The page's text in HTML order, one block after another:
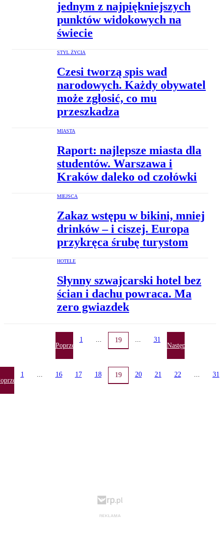
jednym z najpiękniejszych
punktów widokowych na
świecie
STYL ŻYCIA
Czesi tworzą spis wad
narodowych. Każdy obywatel
może zgłosić, co mu
przeszkadza
MIASTA
Raport: najlepsze miasta dla
studentów. Warszawa i
Kraków daleko od czołówki
MIEJSCA
Zakaz wstępu w bikini, mniej
drinków – i ciszej. Europa
przykręca śrubę turystom
HOTELE
Słynny szwajcarski hotel bez
ścian i dachu powraca. Ma
zero gwiazdek
Poprzednia
1 ... 19 ... 31
Następna
1 ... 16 17 18 19 20 21 22 ... 31